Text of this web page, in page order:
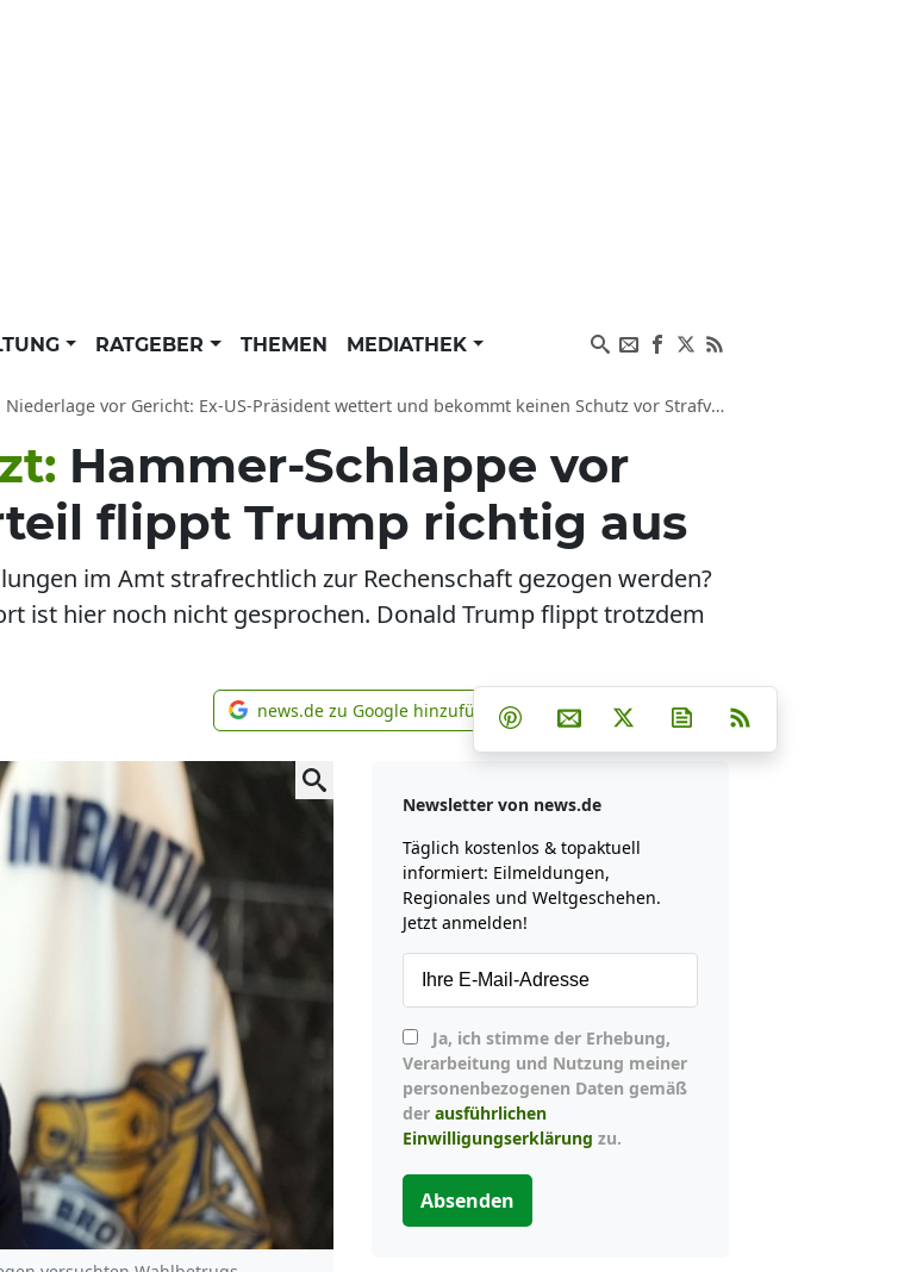
RATGEBER THEMEN MEDIATHEK
vor Gericht: Ex-US-Präsident wettert und bekommt keinen Schutz vor Strafverfolgung
Hammer-Schlappe vor
flippt Trump richtig aus
im Amt strafrechtlich zur Rechenschaft gezogen werden?
ist hier noch nicht gesprochen. Donald Trump flippt trotzdem
news.de zu Google hinzufügen
news.de zu Google hinzufügen Teilen auf Facebook
Teilen auf Whatsapp
Teilen auf Telegram
Teilen auf Pinterest
Per E-Mail teilen
Post auf XNewsletter
Newsletter von news.de
Täglich kostenlos & topaktuell
informiert: Eilmeldungen,
Regionales und Weltgeschehen.
Jetzt anmelden!
Verarbeitung und Nutzung meiner
personenbezogenen Daten gemäß
der ausführlichen
Einwilligungserklärung zu.
Absenden